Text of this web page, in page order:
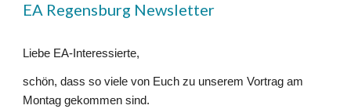
EA Regensburg Newsletter
Liebe EA-Interessierte,
schön, dass so viele von Euch zu unserem Vortrag am
Montag gekommen sind.